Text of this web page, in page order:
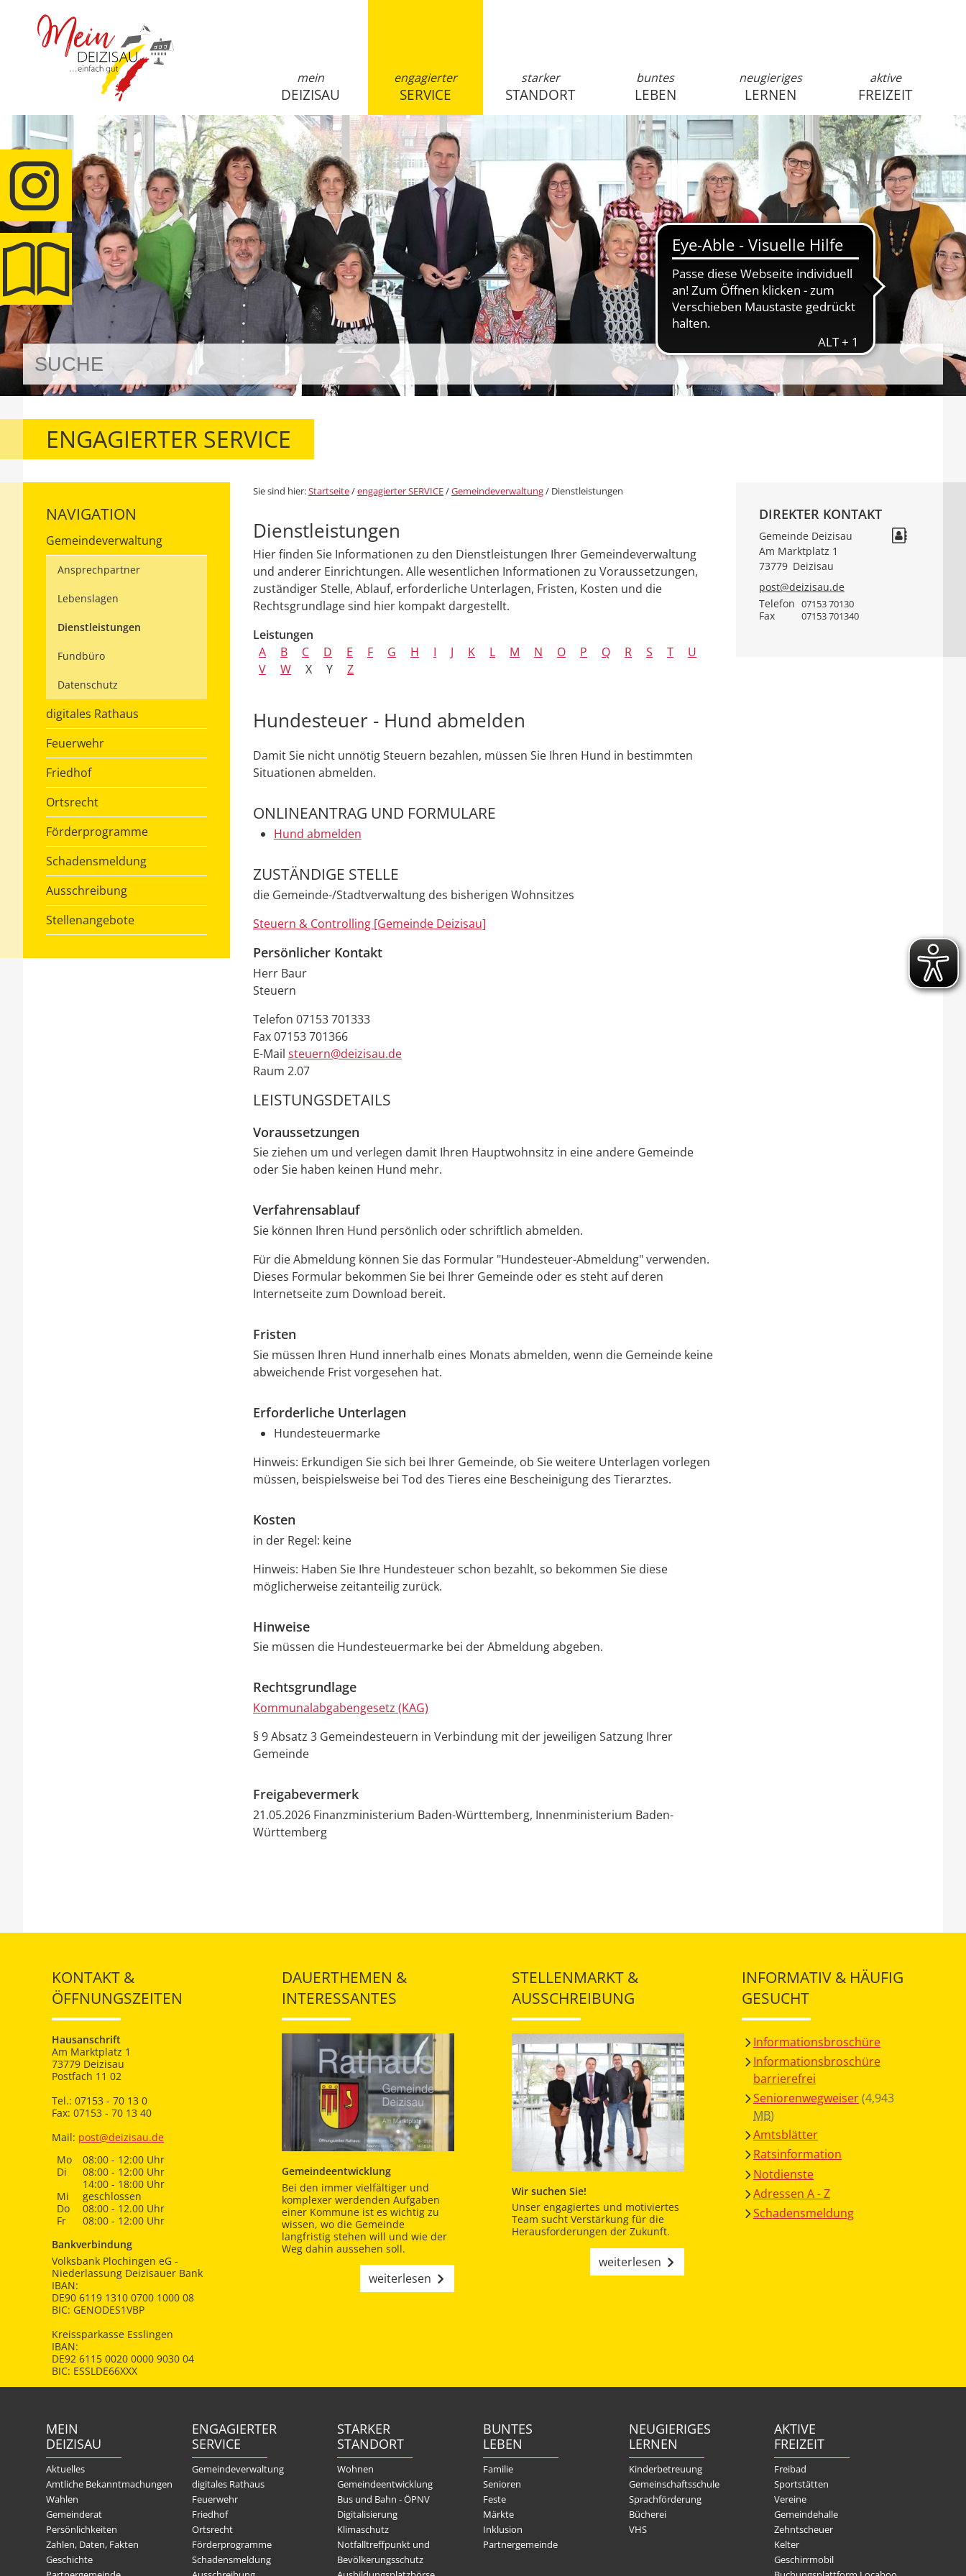
anmelden
mein
DEIZISAU
engagierter
SERVICE
starker
STANDORT
buntes
LEBEN
neugieriges
LERNEN
aktive
FREIZEIT
ENGAGIERTER SERVICE
NAVIGATION
Gemeindeverwaltung
Ansprechpartner
Lebenslagen
Dienstleistungen
Fundbüro
Datenschutz
digitales Rathaus
Feuerwehr
Friedhof
Ortsrecht
Förderprogramme
Schadensmeldung
Ausschreibung
Stellenangebote
Sie sind hier:Startseite/engagierter SERVICE/Gemeindeverwaltung/ Dienstleistungen
Dienstleistungen
Hier finden Sie Informationen zu den Dienstleistungen Ihrer Gemeindeverwaltung
und anderer Einrichtungen. Alle wesentlichen Informationen zu Voraussetzungen,
zuständiger Stelle, Ablauf, erforderliche Unterlagen, Fristen, Kosten und die
Rechtsgrundlage sind hier kompakt dargestellt.
Leistungen
A
B C D E F G H I J K L M N O P Q R S T
U
V
W X Y Z
Hundesteuer - Hund abmelden
Damit Sie nicht unnötig Steuern bezahlen, müssen Sie Ihren Hund in bestimmten
Situationen abmelden.
ONLINEANTRAG UND FORMULARE
Hund abmelden
ZUSTÄNDIGE STELLE
die Gemeinde-/Stadtverwaltung des bisherigen Wohnsitzes
Steuern & Controlling [Gemeinde Deizisau]
Persönlicher Kontakt
Herr Baur
Steuern
Telefon 07153 701333
Fax07153 701366
E-Mail steuern@deizisau.de
Raum 2.07
LEISTUNGSDETAILS
Voraussetzungen
Sie ziehen um und verlegen damit Ihren Hauptwohnsitz in eine andere Gemeinde
oder Sie haben keinen Hund mehr.
Verfahrensablauf
Sie können Ihren Hund persönlich oder schriftlich abmelden.
Für die Abmeldung können Sie das Formular "Hundesteuer-Abmeldung" verwenden.
Dieses Formular bekommen Sie bei Ihrer Gemeinde oder es steht auf deren
Internetseite zum Download bereit.
Fristen
Sie müssen Ihren Hund innerhalb eines Monats abmelden, wenn die Gemeinde keine
abweichende Frist vorgesehen hat.
Erforderliche Unterlagen
Hundesteuermarke
Hinweis: Erkundigen Sie sich bei Ihrer Gemeinde, ob Sie weitere Unterlagen vorlegen
müssen, beispielsweise bei Tod des Tieres eine Bescheinigung des Tierarztes.
Kosten
in der Regel: keine
Hinweis: Haben Sie Ihre Hundesteuer schon bezahlt, so bekommen Sie diese
möglicherweise zeitanteilig zurück.
Hinweise
Sie müssen die Hundesteuermarke bei der Abmeldung abgeben.
Rechtsgrundlage
Kommunalabgabengesetz (KAG)
§ 9 Absatz 3 Gemeindesteuern in Verbindung mit der jeweiligen Satzung Ihrer
Gemeinde
Freigabevermerk
21.05.2026 Finanzministerium Baden-Württemberg, Innenministerium Baden-
Württemberg
DIREKTER KONTAKT
Gemeinde Deizisau
Am Marktplatz 1
73779 Deizisau
post@deizisau.de
Telefon 07153 70130
Fax 07153 701340
KONTAKT &
ÖFFNUNGSZEITEN
Hausanschrift
Am Marktplatz 1
73779 Deizisau
Postfach 11 02
Tel.: 07153 - 70 13 0
Fax: 07153 - 70 13 40
Mail: post@deizisau.de
Mo
08:00 - 12:00 Uhr
Di
08:00 - 12:00 Uhr
14:00 - 18:00 Uhr
Mi
geschlossen
Do
08:00 - 12.00 Uhr
Fr
08:00 - 12:00 Uhr
Bankverbindung
Volksbank Plochingen eG -
Niederlassung Deizisauer Bank
IBAN:
DE90 6119 1310 0700 1000 08
BIC: GENODES1VBP
Kreissparkasse Esslingen
IBAN:
DE92 6115 0020 0000 9030 04
BIC: ESSLDE66XXX
DAUERTHEMEN &
INTERESSANTES
Gemeindeentwicklung
Bei den immer vielfältiger und
komplexer werdenden Aufgaben
einer Kommune ist es wichtig zu
wissen, wo die Gemeinde
langfristig stehen will und wie der
Weg dahin aussehen soll.
weiterlesen
STELLENMARKT &
AUSSCHREIBUNG
Wir suchen Sie!
Unser engagiertes und motiviertes
Team sucht Verstärkung für die
Herausforderungen der Zukunft.
weiterlesen
INFORMATIV & HÄUFIG
GESUCHT
Informationsbroschüre
Informationsbroschüre
barrierefrei
Seniorenwegweiser(4,943
MB)
Amtsblätter
Ratsinformation
Notdienste
Adressen A - Z
Schadensmeldung
MEIN
DEIZISAU
Aktuelles
Amtliche Bekanntmachungen
Wahlen
Gemeinderat
Persönlichkeiten
Zahlen, Daten, Fakten
Geschichte
ENGAGIERTER
SERVICE
Gemeindeverwaltung
digitales Rathaus
Feuerwehr
Friedhof
Ortsrecht
Förderprogramme
Schadensmeldung
STARKER
STANDORT
Wohnen
Gemeindeentwicklung
Bus und Bahn - ÖPNV
Digitalisierung
Klimaschutz
Notfalltreffpunkt und
Bevölkerungsschutz
BUNTES
LEBEN
Familie
Senioren
Feste
Märkte
Inklusion
Partnergemeinde
NEUGIERIGES
LERNEN
Kinderbetreuung
Gemeinschaftsschule
Sprachförderung
Bücherei
VHS
AKTIVE
FREIZEIT
Freibad
Sportstätten
Vereine
Gemeindehalle
Zehntscheuer
Kelter
Geschirrmobil